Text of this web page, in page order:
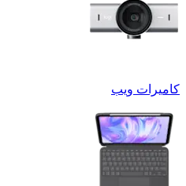
كاميرات ويب